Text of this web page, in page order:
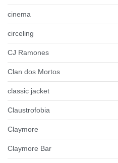
cinema
circeling
CJ Ramones
Clan dos Mortos
classic jacket
Claustrofobia
Claymore
Claymore Bar